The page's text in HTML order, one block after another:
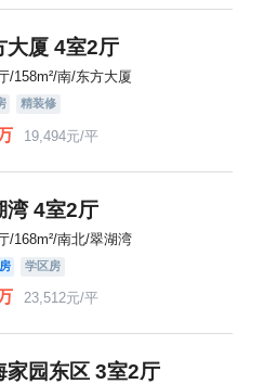
大厦 4室2厅
/158m²/南/东方大厦
精装修
19,494元/平
湾 4室2厅
/168m²/南北/翠湖湾
学区房
23,512元/平
家园东区 3室2厅